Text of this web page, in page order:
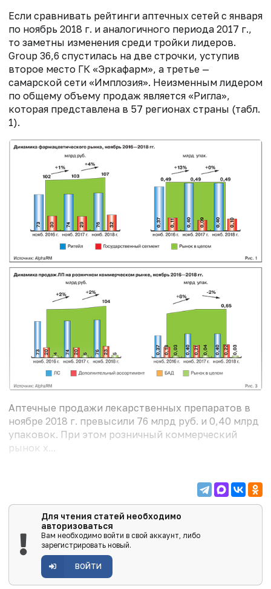
Если сравнивать рейтинги аптечных сетей с января
по ноябрь 2018 г. и аналогичного периода 2017 г.,
то заметны изменения среди тройки лидеров.
Group 36,6 спустилась на две строчки, уступив
второе место ГК «Эркафарм», а третье —
самарской сети «Имплозия». Неизменным лидером
по общему объему продаж является «Ригла»,
которая представлена в 57 регионах страны (табл.
1).
Аптечные продажи лекарственных препаратов в
ноябре 2018 г. превысили 76 млрд руб. и 0,40 млрд
упаковок. При этом розничный коммерческий
рынок х...
Для чтения статей необходимо
авторизоваться
Вам необходимо войти в свой аккаунт, либо
зарегистрировать новый.
ВОЙТИ